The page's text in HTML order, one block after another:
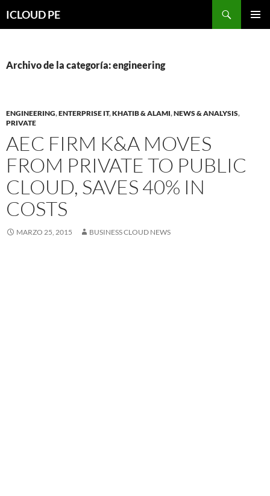
hacia
ICLOUD PE
Archivo de la categoría: engineering
ENGINEERING,ENTERPRISE IT,KHATIB & ALAMI,NEWS & ANALYSIS,
PRIVATE
AEC FIRM K&A MOVES
FROM PRIVATE TO PUBLIC
CLOUD, SAVES 40% IN
COSTS
MARZO 25, 2015 BUSINESS CLOUD NEWS